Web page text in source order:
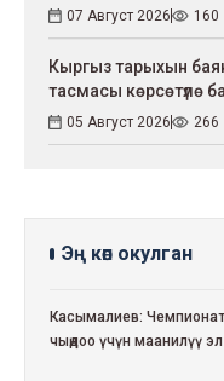
07 Август 2026 160
Кыргыз тарыхын
тасмасы көрсөтүлө
05 Август 2026 266
Эң көп окулган
Касымалиев:
чыңдоо үчүн маанилүү